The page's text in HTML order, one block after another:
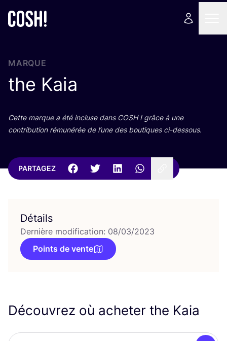
MARQUE
the Kaia
Cette marque a été incluse dans COSH! grâce à une
contri­bu­tion rému­né­rée de l’une des bou­tiques ci-dessous.
PARTAGEZ
Détails
Dernière modification: 08/03/2023
Points de vente
Découvrez où acheter the Kaia